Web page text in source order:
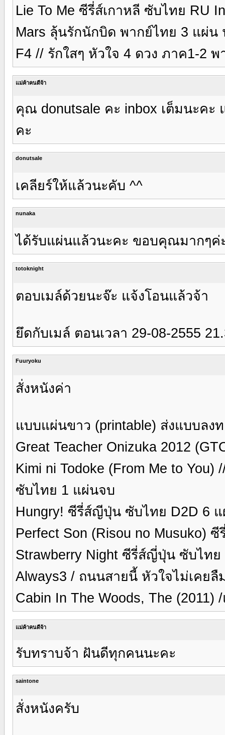
Lie To Me ซีรี่ส์เกาหลี ซับไทย RU
Mars ลุ้นรักนักบิด พากย์ไทย 3 แผ่น
F4 // รักใสๆ หัวใจ 4 ดวง ภาค1-2
แม่ค้าคนดีจ้า
คุณ donutsale คะ inbox เต็มนะคะ
คะ
donutsale
เคลียร์ให้แล้วนะคับ ^^
nunaka
ได้รับแผ่นแล้วนะคะ ขอบคุณมากๆค่
totoknight
ตอบเมล์ด้วยนะจ๊ะ แจ้งโอนแล้วจ้า
ยึดกับเมล์ ตอนเวลา 29-08-2555
Fuuryoku
สั่งหนังค่า
แบบแผ่นขาว (printable) ส่งแบบลงท
Great Teacher Onizuka 2012
Kimi ni Todoke (From Me to
ซับไทย 1 แผ่นจบ
Hungry! ซีรี่ส์ญีปุ่น ซับไทย D2D 6
Perfect Son (Risou no Musuko)
Strawberry Night ซีรี่ส์ญี่ปุ่น ซับไท
Always3 / ถนนสายนี้ หัวใจไม่เคย
Cabin In The Woods, The
แม่ค้าคนดีจ้า
รับทราบจ้า ฝันดีทุกคนนะคะ
saintone
สั่งหนังครับ